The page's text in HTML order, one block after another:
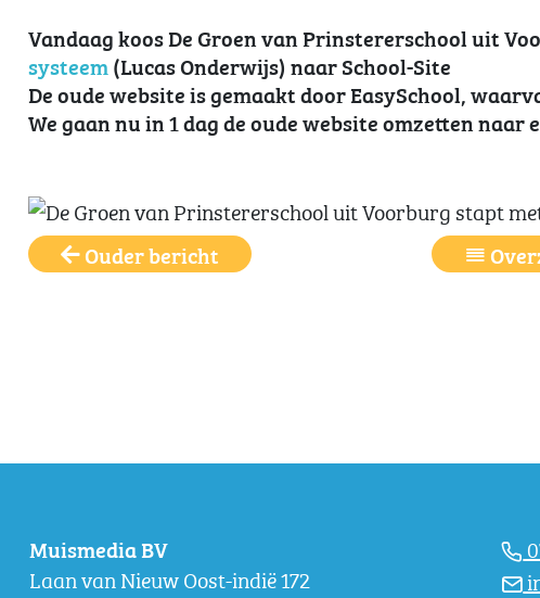
Vandaag koos De Groen van Prinstererschool uit
systeem(Lucas Onderwijs) naar School-Site
De oude website is gemaakt door EasySchool,
We gaan nu in 1 dag de oude website omzetten naar
Ouder bericht
Muismedia BV
Laan van Nieuw Oost-indië 172